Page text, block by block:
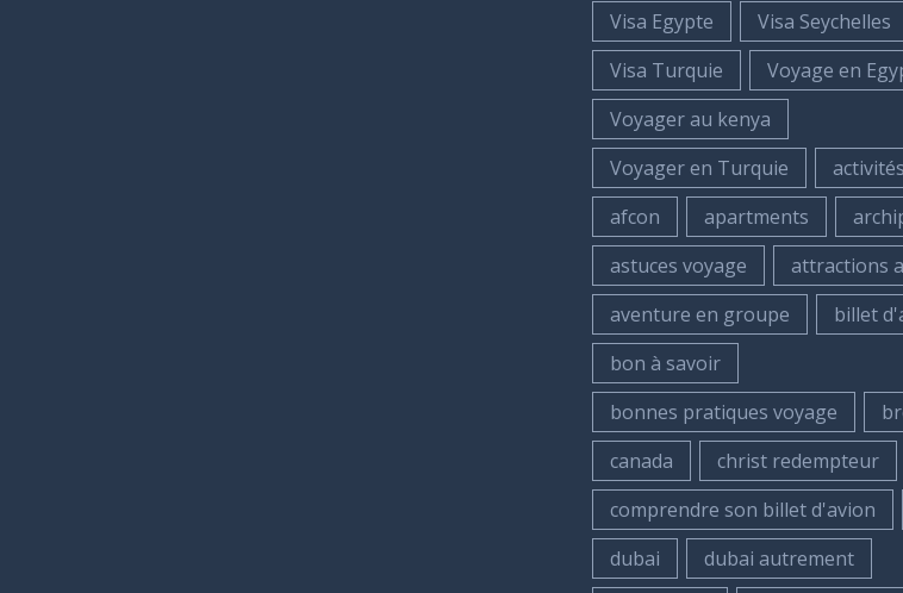
Visa Egypte
Visa Seychelles
Visa Turquie
Voyage en
Voyager au kenya
Voyager en Turquie
afcon
apartments
astuces voyage
attractions
aventure en groupe
billet
bon à savoir
bonnes pratiques voyage
canada
christ redempteur
comprendre son billet d'avion
dubai
dubai autrement